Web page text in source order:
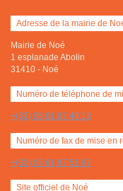
Adresse de la mairie de
Mairie de Noé
1 esplanade Abolin
31410 - Noé
Numéro de téléphone de
+(33) 05 61 87 40 13
Numéro de fax de mise en
+(33) 05 61 87 51 97
Site officiel de Noé